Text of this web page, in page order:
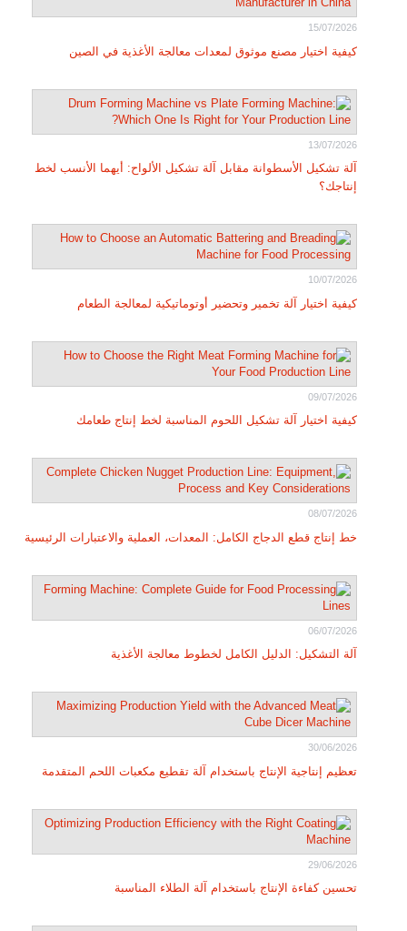
15/07/2026
كيفية اختيار مصنع موثوق لمعدات معالجة الأغذية في الصين
13/07/2026
آلة تشكيل الأسطوانة مقابل آلة تشكيل الألواح: أيهما الأنسب لخط
إنتاجك؟
10/07/2026
كيفية اختيار آلة تخمير وتحضير أوتوماتيكية لمعالجة الطعام
09/07/2026
كيفية اختيار آلة تشكيل اللحوم المناسبة لخط إنتاج طعامك
08/07/2026
خط إنتاج قطع الدجاج الكامل: المعدات، العملية والاعتبارات الرئيسية
06/07/2026
آلة التشكيل: الدليل الكامل لخطوط معالجة الأغذية
30/06/2026
تعظيم إنتاجية الإنتاج باستخدام آلة تقطيع مكعبات اللحم المتقدمة
29/06/2026
تحسين كفاءة الإنتاج باستخدام آلة الطلاء المناسبة